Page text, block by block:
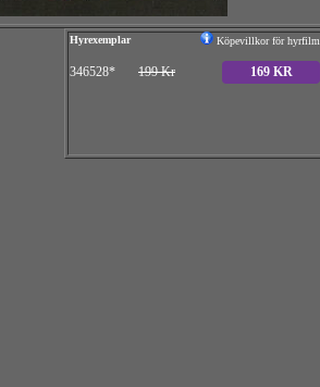
Hyrexemplar Köpevillkor för hyrfilm
346528* 199 Kr 169 KR